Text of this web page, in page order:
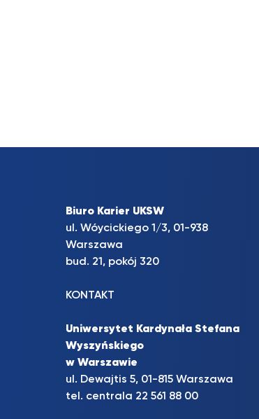
Biuro Karier UKSW
ul. Wóycickiego 1/3, 01-938
Warszawa
bud. 21, pokój 320
KONTAKT
Uniwersytet Kardynała Stefana
Wyszyńskiego
w Warszawie
ul. Dewajtis 5, 01-815 Warszawa
tel. centrala 22 561 88 00